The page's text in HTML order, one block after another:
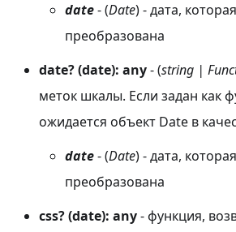
date- (Date) - дата,
преобразована
date? (date): any- (string |
меток шкалы. Если задан как
ожидается объект Date в
date- (Date) - дата,
преобразована
css? (date): any- функция,